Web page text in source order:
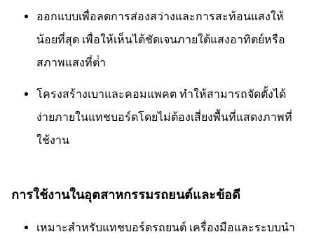
ออกแบบเพื่อลดการส่องสว่างและการสะท้อนแสงให้
น้อยที่สุด เพื่อให้เห็นได้ชัดเจนภายใต้แสงอาทิตย์หรือ
สภาพแสงที่ต่ํา
โครงสร้างเบาและคอมแพคต ทําให้สามารถจัดตั้งได้
ง่ายภายในแทชบอร์ดโดยไม่ต้องเสี่ยงพื้นที่แสดงภาพที่
ใช้งาน
การใช้งานในอุตสาหกรรมรถยนต์และข้อดี
เหมาะสําหรับแทชบอร์ดรถยนต์ เครื่องมือและระบบนํา